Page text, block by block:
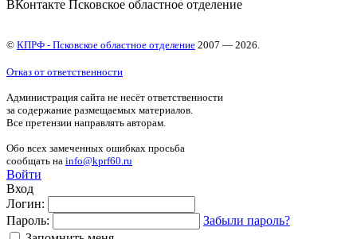
ВКонтакте Псковское областное отделение
© КПРФ - Псковское областное отделение 2007 — 2026.
Отказ от ответственности
Администрация сайта не несёт ответственности
за содержание размещаемых материалов.
Все претензии направлять авторам.
Обо всех замеченных ошибках просьба
сообщать на info@kprf60.ru
Войти
Вход
Логин:
Пароль:
Забыли пароль?